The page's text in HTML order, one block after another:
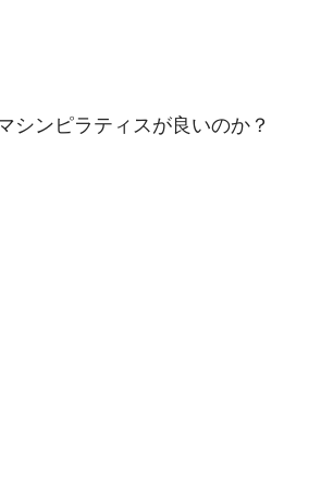
シンピラティスが良いのか？